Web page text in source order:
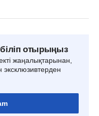
отырыңыз
жаңалықтарынан,